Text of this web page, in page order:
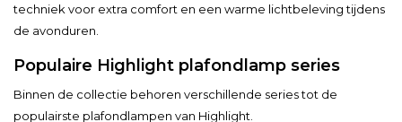
techniek voor extra comfort en een warme lichtbeleving tijdens
de avonduren.
Populaire Highlight plafondlamp series
Binnen de collectie behoren verschillende series tot de
populairste plafondlampen van Highlight.